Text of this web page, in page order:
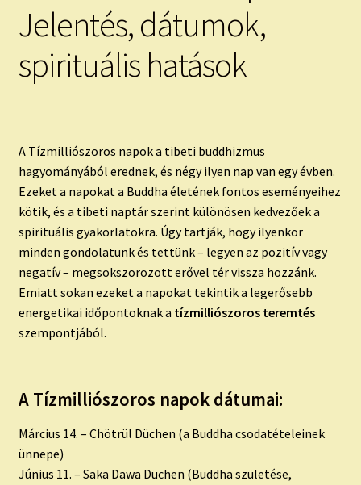
Jelentés, dátumok,
spirituális hatások
A Tízmilliószoros napok a tibeti buddhizmus
hagyományából erednek, és négy ilyen nap van egy évben.
Ezeket a napokat a Buddha életének fontos eseményeihez
kötik, és a tibeti naptár szerint különösen kedvezőek a
spirituális gyakorlatokra. Úgy tartják, hogy ilyenkor
minden gondolatunk és tettünk – legyen az pozitív vagy
negatív – megsokszorozott erővel tér vissza hozzánk.
Emiatt sokan ezeket a napokat tekintik a legerősebb
energetikai időpontoknak a tízmilliószoros teremtés
szempontjából.
A Tízmilliószoros napok dátumai:
Március 14. – Chötrül Düchen (a Buddha csodatételeinek
ünnepe)
Június 11. – Saka Dawa Düchen (Buddha születése,